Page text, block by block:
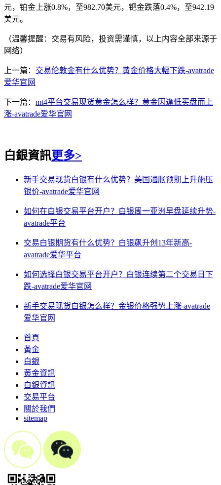
元，铂金上涨0.8%，至982.70美元，钯金跌落0.4%，至942.19
美元。
（温馨提醒：交易有风险，投资需谨慎，以上内容全部来源于
网络）
上一篇： 交易伦敦金有什么优势？黄金价格大幅下跌-avatrade
爱华官网
下一篇： mt4平台交易现货黄金怎么样？黄金因逢低买盘而上
涨-avatrade爱华官网
白銀資訊更多>
新手交易现货白银有什么优势？美国通胀预期上升施压
银价-avatrade爱华官网
如何在白银交易平台开户？白银周一亚洲早盘延续升势-
avatrade平台
交易白银期货有什么优势？白银飙升创13年新高-
avatrade爱华平台
如何选择白银交易平台开户？白银连续第二个交易日下
跌-avatrade爱华官网
新手交易现货白银怎么样？金银价格强势上涨-avatrade
爱华官网
首頁
黃金
白銀
黃金資訊
白銀資訊
交易平台
關於我們
sitemap